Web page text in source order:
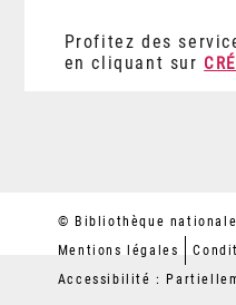
Profitez des
en cliquant sur
© Bibliothèque
Mentions légales
Accessibilité :